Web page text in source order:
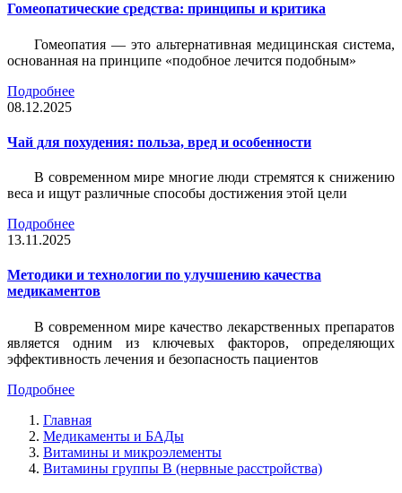
Гомеопатические средства: принципы и критика
Гомеопатия — это альтернативная медицинская система,
основанная на принципе «подобное лечится подобным»
Подробнее
08.12.2025
Чай для похудения: польза, вред и особенности
В современном мире многие люди стремятся к снижению
веса и ищут различные способы достижения этой цели
Подробнее
13.11.2025
Методики и технологии по улучшению качества
медикаментов
В современном мире качество лекарственных препаратов
является одним из ключевых факторов, определяющих
эффективность лечения и безопасность пациентов
Подробнее
Главная
Медикаменты и БАДы
Витамины и микроэлементы
Витамины группы В (нервные расстройства)